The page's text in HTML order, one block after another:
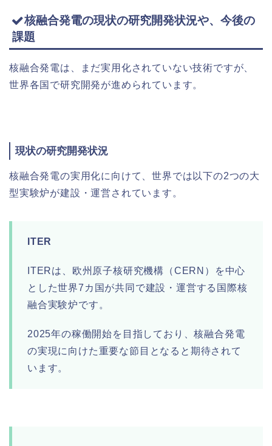
核融合発電の現状の研究開発状況や、今後の
課題
核融合発電は、まだ実用化されていない技術ですが、
世界各国で研究開発が進められています。
現状の研究開発状況
核融合発電の実用化に向けて、世界では以下の2つの大
型実験炉が建設・運営されています。
ITER
ITERは、欧州原子核研究機構（CERN）を中心
とした世界7カ国が共同で建設・運営する国際核
融合実験炉です。
2025年の稼働開始を目指しており、核融合発電
の実現に向けた重要な節目となると期待されて
います。